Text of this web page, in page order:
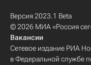
Версия 2023.1 Beta
© 2026 МИА «Россия
Вакансии
Сетевое издание РИА
в Федеральной службе